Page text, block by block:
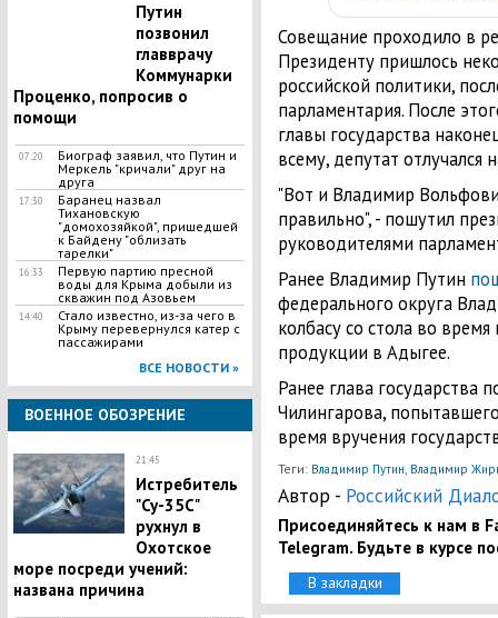
Путин
позвонил
главврачу
Коммунарки
Проценко, попросив о
помощи
07:20
Биограф заявил, что Путин и
Меркель "кричали" друг на
друга
17:30
Баранец назвал
Тихановскую
"домохозяйкой", пришедшей
к Байдену "облизать
тарелки"
16:33
Первую партию пресной
воды для Крыма добыли из
скважин под Азовьем
14:40
Стало известно, из-за чего в
Крыму перевернулся катер с
пассажирами
ВСЕ НОВОСТИ »
ВОЕННОЕ ОБОЗРЕНИЕ
21:45
Истребитель
"Су-35С"
рухнул в
Охотское
море посреди учений:
названа причина
Совещание проходило в
Президенту пришлось
российской политики,
парламентария. После
главы государства
всему, депутат отлучался
"Вот и Владимир
правильно", - пошутил
руководителями
Ранее Владимир Путин
федерального округа
колбасу со стола во
продукции в Адыгее.
Ранее глава государства
Чилингарова,
время вручения
Теги: Владимир Путин, Владимир
Автор - Российский
Присоединяйтесь к нам в
Telegram. Будьте в курсе
В закладки